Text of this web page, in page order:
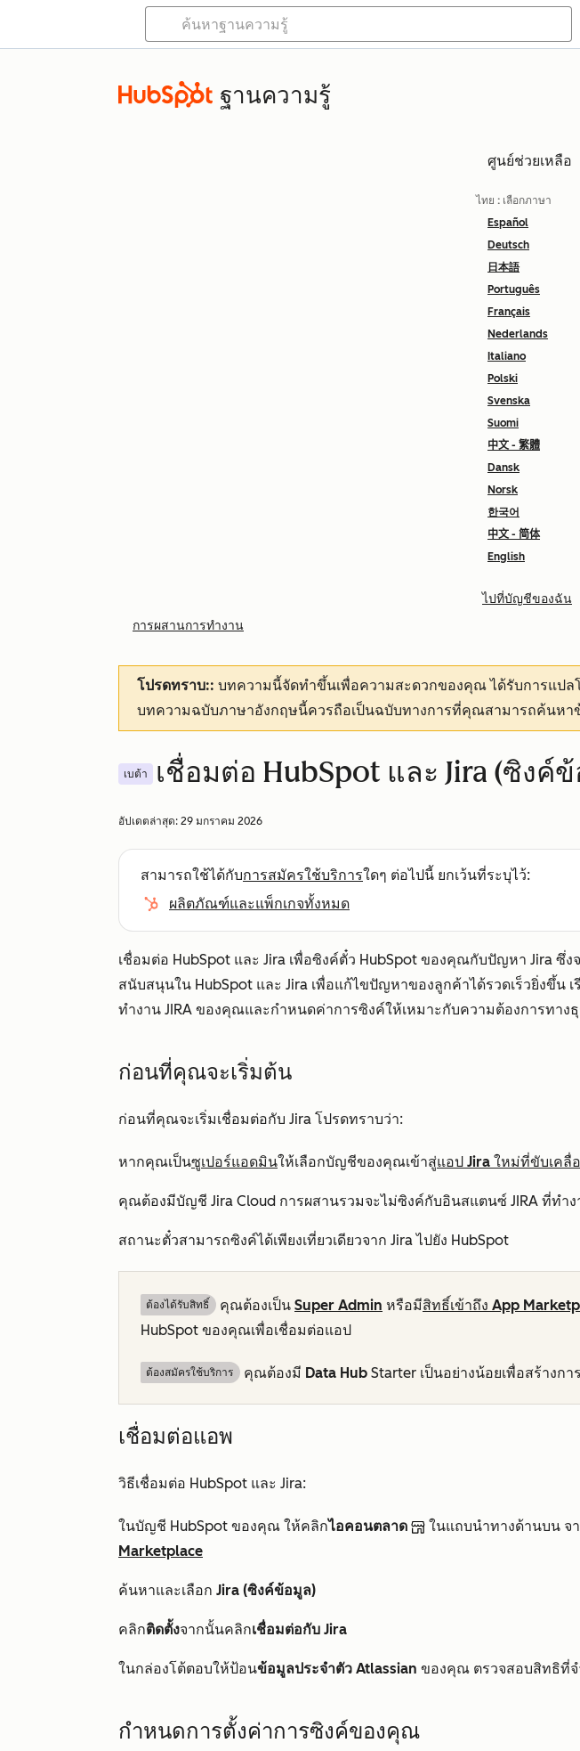
ฐานความรู้
ศูนย์ช่วยเหลือ
ไทย : เลือกภาษา
Español
Deutsch
日本語
Português
Français
Nederlands
Italiano
Polski
Svenska
Suomi
中文 - 繁體
Dansk
Norsk
한국어
中文 - 简体
English
ไปที่บัญชีของฉัน
การผสานการทำงาน
โปรดทราบ:: บทความนี้จัดทำขึ้นเพื่อความสะดวกของคุณได้รับการแป
บทความฉบับภาษาอังกฤษนี้ควรถือเป็นฉบับทางการที่คุณสามารถค้นห
เบต้า เชื่อมต่อ HubSpot และ Jira (ซิงค์
อัปเดตล่าสุด: 29 มกราคม 2026
สามารถใช้ได้กับการสมัครใช้บริการใดๆ ต่อไปนี้ ยกเว้นที่ระบุไว้:
ผลิตภัณฑ์และแพ็กเกจทั้งหมด
เชื่อมต่อ HubSpot และ Jira เพื่อซิงค์ตั๋ว HubSpot ของคุณกับปัญหา Jira ซึ่ง
สนับสนุนใน HubSpot และ Jira เพื่อแก้ไขปัญหาของลูกค้าได้รวดเร็วยิ่งขึ้น
ทำงาน JIRA ของคุณและกำหนดค่าการซิงค์ให้เหมาะกับความต้องการทาง
ก่อนที่คุณจะเริ่มต้น
ก่อนที่คุณจะเริ่มเชื่อมต่อกับ Jira โปรดทราบว่า:
หากคุณเป็นซูเปอร์แอดมินให้เลือกบัญชีของคุณเข้าสู่แอป Jira ใหม่ที่ขับเคลื่
คุณต้องมีบัญชี Jira Cloud การผสานรวมจะไม่ซิงค์กับอินสแตนซ์ JIRA ที่ทำง
สถานะตั๋วสามารถซิงค์ได้เพียงเที่ยวเดียวจาก Jira ไปยัง HubSpot
ต้องได้รับสิทธิ์​ คุณต้องเป็น Super Admin หรือมีสิทธิ์เข้าถึง App
HubSpot ของคุณเพื่อเชื่อมต่อแอป
ต้องสมัครใช้บริการ คุณต้องมี Data Hub Starter เป็นอย่างน้อยเพื่อสร้างก
เชื่อมต่อแอพ
วิธีเชื่อมต่อ HubSpot และ Jira:
ในบัญชี HubSpot ของคุณ ให้คลิกไอคอนตลาด ในแถบนำทางด้านบน จ
Marketplace
ค้นหาและเลือก Jira (ซิงค์ข้อมูล)
คลิกติดตั้งจากนั้นคลิกเชื่อมต่อกับ Jira
ในกล่องโต้ตอบให้ป้อนข้อมูลประจำตัว Atlassian ของคุณ ตรวจสอบสิทธิที่จ
กำหนดการตั้งค่าการซิงค์ของคุณ